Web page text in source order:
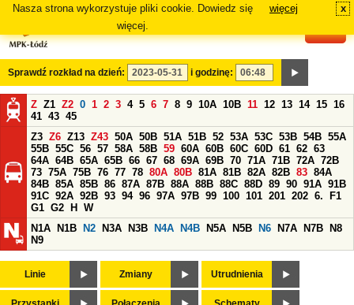
Nasza strona wykorzystuje pliki cookie. Dowiedz się
więcej.
więcej x
Sprawdź rozkład na dzień: i godzinę:
Z Z1 Z2 0 1 2 3 4 5 6 7 8 9 10A 10B 11 12 13 14 15 16
41 43 45
Z3 Z6 Z13 Z43 50A 50B 51A 51B 52 53A 53C 53B 54B 55A
55B 55C 56 57 58A 58B 59 60A 60B 60C 60D 61 62 63
64A 64B 65A 65B 66 67 68 69A 69B 70 71A 71B 72A 72B
73 75A 75B 76 77 78 80A 80B 81A 81B 82A 82B 83 84A
84B 85A 85B 86 87A 87B 88A 88B 88C 88D 89 90 91A 91B
91C 92A 92B 93 94 96 97A 97B 99 100 101 201 202 6.
F1
G1 G2 H
W
N1A
N1B N2 N3A N3B N4A N4B N5A N5B N6 N7A N7B
N8
N9
Linie Zmiany Utrudnienia